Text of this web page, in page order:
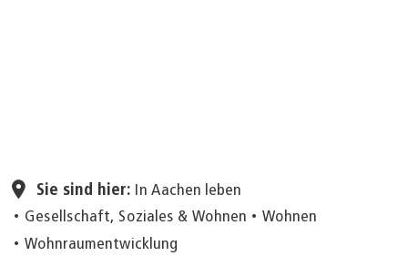
Sie sind hier:
In Aachen leben
Gesellschaft, Soziales & Wohnen
Wohnen
Wohnraumentwicklung